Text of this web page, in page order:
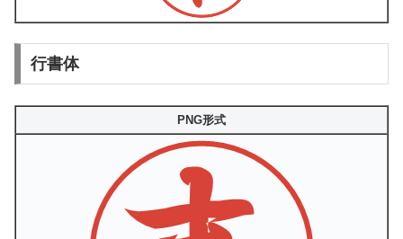
行書体
PNG形式